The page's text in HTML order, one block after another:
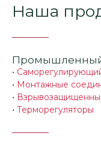
Наша
Промышленный
•
• Монтажные
•
• Терморегуляторы